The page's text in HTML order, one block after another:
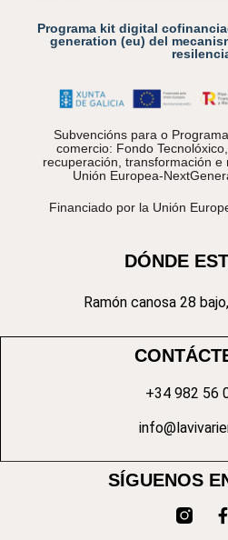
Programa kit digital
generation (eu) del
Subvencións para o
comercio: Fondo
recuperación, transformación e
Unión Europea-
Financiado por la Unión
DÓNDE
Ramón canosa 28
+34 982 56
SÍGUENOS